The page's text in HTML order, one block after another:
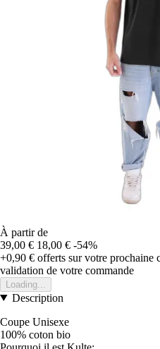
À partir de
39,00 € 18,00 € -54%
+0,90 € offerts sur votre prochaine
validation de votre commande
Loading...
Description
Coupe Unisexe
100% coton bio